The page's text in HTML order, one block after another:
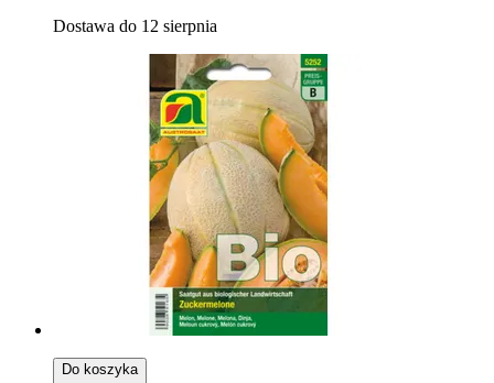
Dostawa do 12 sierpnia
Do koszyka